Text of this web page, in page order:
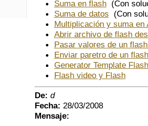
Suma en flash(Con
Suma de datos (Con
Multiplicación y suma en
Abrir archivo de flash
Pasar valores de un
Enviar paretro de un
Generator Template
Flash video y Flash
De: d
Fecha: 28/03/2008
Mensaje: